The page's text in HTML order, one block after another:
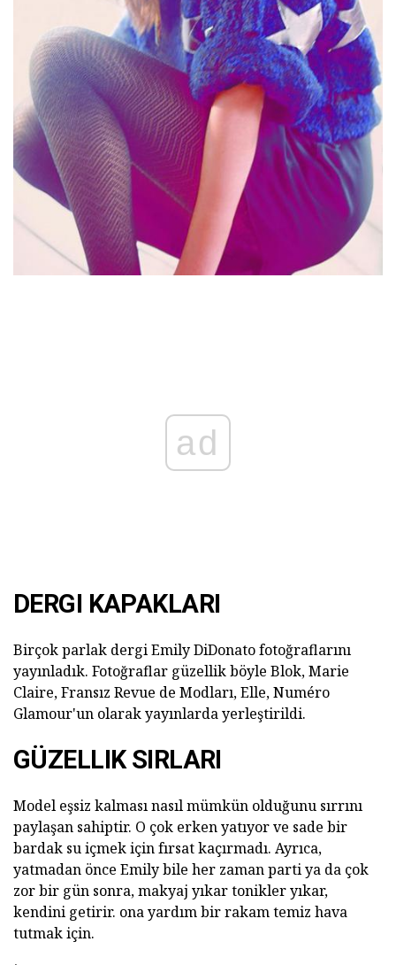
ad
DERGI KAPAKLARI
Birçok parlak dergi Emily DiDonato fotoğraflarını
yayınladık. Fotoğraflar güzellik böyle Blok, Marie
Claire, Fransız Revue de Modları, Elle, Numéro
Glamour'un olarak yayınlarda yerleştirildi.
GÜZELLIK SIRLARI
Model eşsiz kalması nasıl mümkün olduğunu sırrını
paylaşan sahiptir. O çok erken yatıyor ve sade bir
bardak su içmek için fırsat kaçırmadı. Ayrıca,
yatmadan önce Emily bile her zaman parti ya da çok
zor bir gün sonra, makyaj yıkar tonikler yıkar,
kendini getirir. ona yardım bir rakam temiz hava
tutmak için.